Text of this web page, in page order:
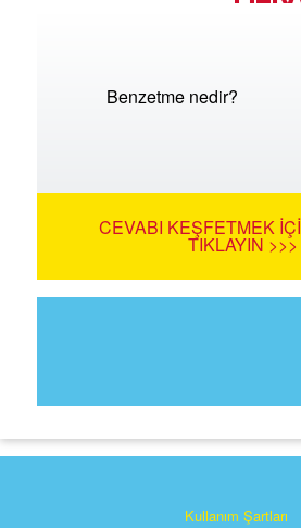
Benzetme nedir?
CEVABI KEŞFETMEK
TIKLAYIN >>>
Kullanım Şartları